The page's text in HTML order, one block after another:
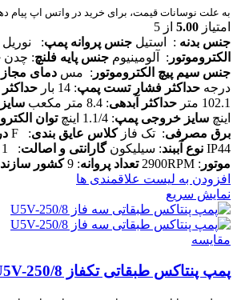
به علت نوسانات قیمت، برای خرید در واتس اپ پیام
امتیاز 5.00 از 5
جنس بدنه : استیل جنس پروانه پمپ: نوریل
الکتروموتور : آلومینیوم جنس پایه فلنچ: چدن
جنس سیم پیچ الکتروموتور : مس دمای
درجه حداکثر فشار تست پمپ: 14 بار حداکثر
102.1 متر
حداکثر آبدهی: 8.4 متر مکعب
اینچ سایز خروجی پمپ: 1.1/4 اینچ توان
برق مصرفی: تک فازکلاس عایق بندی: F
IP44 نوع آببند: سیلیکونگارانتی و اصالت: 1 ساله شرکتی
موتور : 2900RPM تعداد پروانه: 9 کشور
افزودن به لیست علاقمندی ها
نمایش سریع
مقایسه
پمپ پنتاکس طبقاتی تکفاز U5V-250/8